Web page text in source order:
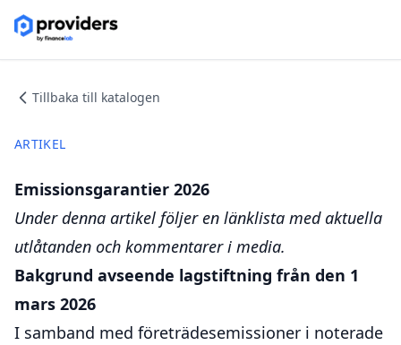
Tillbaka till katalogen
ARTIKEL
Emissionsgarantier 2026
Under denna artikel följer en länklista med aktuella
utlåtanden och kommentarer i media.
Bakgrund avseende lagstiftning från den 1
mars 2026
I samband med företrädesemissioner i noterade